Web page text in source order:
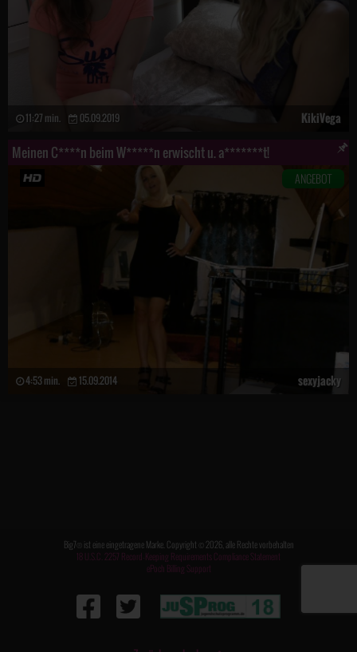
11:27 min. 05.09.2019 KikiVega
Meinen C****n beim W*****n erwischt u. a*******t!
ANGEBOT
4:53 min. 15.09.2014 sexyjacky
Big7® ist eine eingetragene Marke. Copyright © 2026, alle Rechte vorbehalten
18 U.S.C. 2257 Record-Keeping Requirements Compliance Statement
ePoch Billing Support